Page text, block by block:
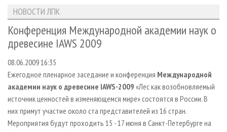
ЛЕСОЗАГОТОВКА
ЛЕСОПИЛЕНИЕ
СУШКА ДРЕВЕСИНЫ
ПРОИЗВОДСТВО ДРЕВЕСНЫХ ПЛИТ
ДЕРЕВЯННОЕ ДОМОСТРОЕНИЕ
ПРОИЗВОДСТВО МЕБЕЛИ
НОВОСТИ ЛПК
НОВОСТИ ЖУРНАЛА
ПРОЕКТЫ ЛПИ
АНАЛИТИКА
ПРЕДПРИЯТИЯ ЛПК
ПЕРСОНЫ
МОБИЛЬНЫЕ ВЫСТАВКИ
ПРИОРИТЕТНЫЕ ИНВЕСТПРОЕКТЫ
АРХИВ
АРХИВ ЖУРНАЛОВ
СТАТЬИ
О ЖУРНАЛЕ
ПОДПИСКА
КОНТАКТЫ
РЕКЛАМОДАТЕЛЯМ
РЕКЛАМА
РЕКЛАМА НА САЙТЕ
НОВОСТИ ЛПК
Конференция Международной академии наук о
древесине IAWS 2009
08.06.2009 16:35
Ежегодное пленарное заседание и конференция Международной
академии наук о древесине IAWS-2009 «Лес как возобновляемый
источник ценностей в изменяющемся мире» состоятся в России. В
них примут участие около ста представителей из 16 стран.
Мероприятия будут проходить 15 - 17 июня в Санкт-Петербурге на